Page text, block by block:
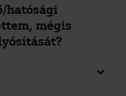
hatósági
mégis